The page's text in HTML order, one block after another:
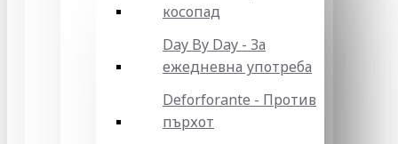
косопад
Day By Day - За
ежедневна употреба
Deforforante - Против
пърхот